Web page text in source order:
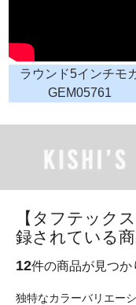
ラウンド5インチモ
GEM05761
【タフテック
録されている
12件の商品が見つか
独特なカラーバリエー